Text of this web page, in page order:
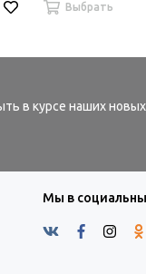
Выбрать
в курсе наших
Мы в